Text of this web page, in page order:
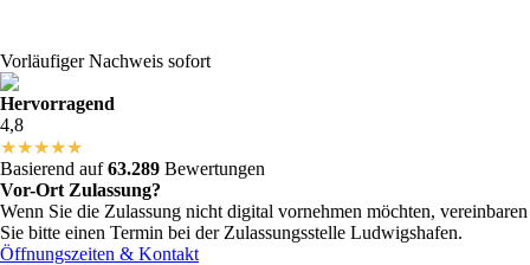
Vorläufiger Nachweis sofort
Hervorragend
4,8
★★★★★
Basierend auf63.289 Bewertungen
Vor-Ort Zulassung?
Wenn Sie die Zulassung nicht digital vornehmen möchten, vereinbaren
Sie bitte einen Termin bei der Zulassungsstelle Ludwigshafen.
Öffnungszeiten & Kontakt